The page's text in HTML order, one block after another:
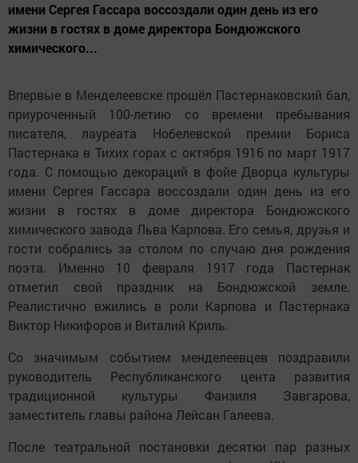
имени Сергея Гассара воссоздали один день из его
жизни в гостях в доме директора Бондюжского
химического...
Впервые в Менделеевске прошёл Пастернаковский бал,
приуроченный 100-летию со времени пребывания
писателя, лауреата Нобелевской премии Бориса
Пастернака в Тихих горах с октября 1916 по март 1917
года. С помощью декораций в фойе Дворца культуры
имени Сергея Гассара воссоздали один день из его
жизни в гостях в доме директора Бондюжского
химического завода Льва Карпова. Его семья, друзья и
гости собрались за столом по случаю дня рождения
поэта. Именно 10 февраля 1917 года Пастернак
отметил свой праздник на Бондюжской земле.
Реалистично вжились в роли Карпова и Пастернака
Виктор Никифоров и Виталий Криль.
Со значимым событием менделеевцев поздравили
руководитель Республиканского цента развития
традиционной культуры Фанзиля Завгарова,
заместитель главы района Лейсан Галеева.
После театральной постановки десятки пар разных